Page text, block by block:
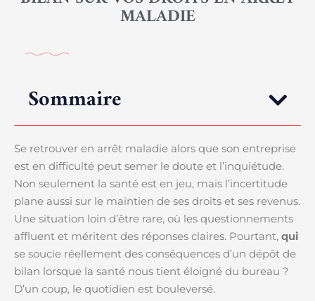
MALADIE
Sommaire
Se retrouver en arrêt maladie alors que son entreprise
est en difficulté peut semer le doute et l’inquiétude.
Non seulement la santé est en jeu, mais l’incertitude
plane aussi sur le maintien de ses droits et ses revenus.
Une situation loin d’être rare, où les questionnements
affluent et méritent des réponses claires. Pourtant, qui
se soucie réellement des conséquences d’un dépôt de
bilan lorsque la santé nous tient éloigné du bureau ?
D’un coup, le quotidien est bouleversé.